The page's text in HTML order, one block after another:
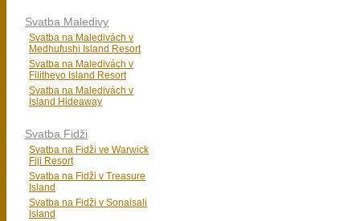
Svatba Maledivy
Svatba na Maledivách v
Medhufushi Island Resort
Svatba na Maledivách v
Filitheyo Island Resort
Svatba na Maledivách v
Island Hideaway
Svatba Fidži
Svatba na Fidži ve Warwick
Fiji Resort
Svatba na Fidži v Treasure
Island
Svatba na Fidži v Sonaisali
Island